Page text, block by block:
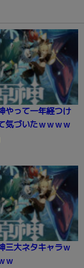
やって一年経つけ
気づいたｗｗｗｗ
三大ネタキャラｗ
ｗ